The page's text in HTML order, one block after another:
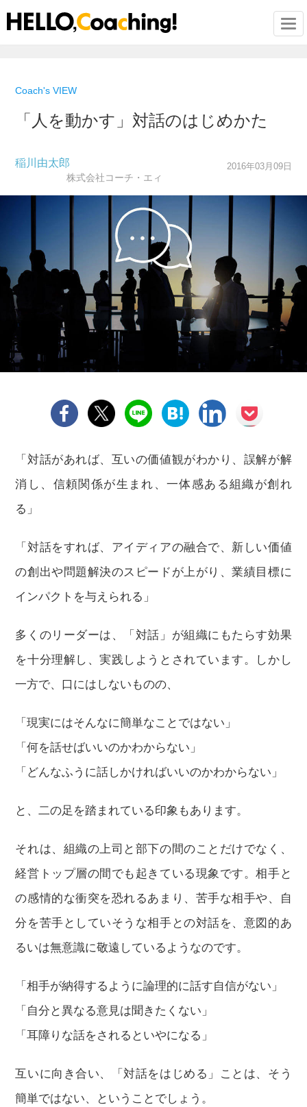
Coach's VIEW
「人を動かす」対話のはじめかた
稲川由太郎
株式会社コーチ・エィ
2016年03月09日
「対話があれば、互いの価値観がわかり、誤解が解
消し、信頼関係が生まれ、一体感ある組織が創れ
る」
「対話をすれば、アイディアの融合で、新しい価値
の創出や問題解決のスピードが上がり、業績目標に
インパクトを与えられる」
多くのリーダーは、「対話」が組織にもたらす効果
を十分理解し、実践しようとされています。しかし
一方で、口にはしないものの、
「現実にはそんなに簡単なことではない」
「何を話せばいいのかわからない」
「どんなふうに話しかければいいのかわからない」
と、二の足を踏まれている印象もあります。
それは、組織の上司と部下の間のことだけでなく、
経営トップ層の間でも起きている現象です。相手と
の感情的な衝突を恐れるあまり、苦手な相手や、自
分を苦手としていそうな相手との対話を、意図的あ
るいは無意識に敬遠しているようなのです。
「相手が納得するように論理的に話す自信がない」
「自分と異なる意見は聞きたくない」
「耳障りな話をされるといやになる」
互いに向き合い、「対話をはじめる」ことは、そう
簡単ではない、ということでしょう。